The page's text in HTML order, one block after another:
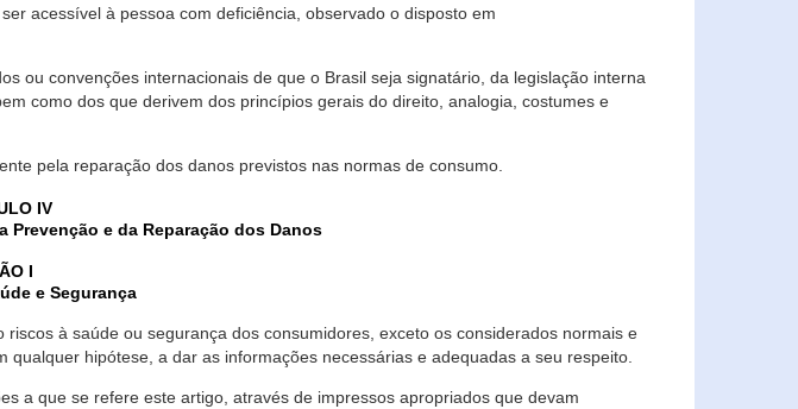
acessível à pessoa com deficiência, observado o disposto em
ou convenções internacionais de que o Brasil seja signatário, da legislação interna
como dos que derivem dos princípios gerais do direito, analogia, costumes e
pela reparação dos danos previstos nas normas de consumo.
IV
Prevenção e da Reparação dos Danos
I
e Segurança
à saúde ou segurança dos consumidores, exceto os considerados normais e
hipótese, a dar as informações necessárias e adequadas a seu respeito.
a que se refere este artigo, através de impressos apropriados que devam